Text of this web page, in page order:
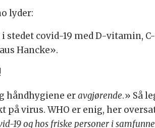
lyder:
covid-19 med D-vitamin,
Hancke».
håndhygiene eravgjørende.» Så
på virus. WHO er enig, her
19 og hos friske personer i